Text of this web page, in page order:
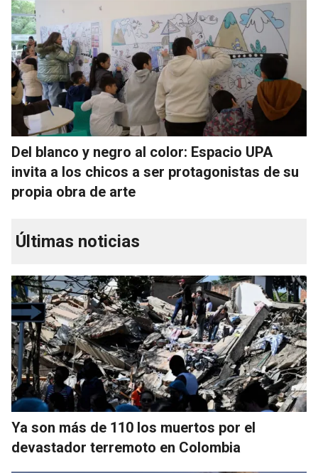
Del blanco y negro al color: Espacio UPA
invita a los chicos a ser protagonistas de su
propia obra de arte
Últimas noticias
Ya son más de 110 los muertos por el
devastador terremoto en Colombia